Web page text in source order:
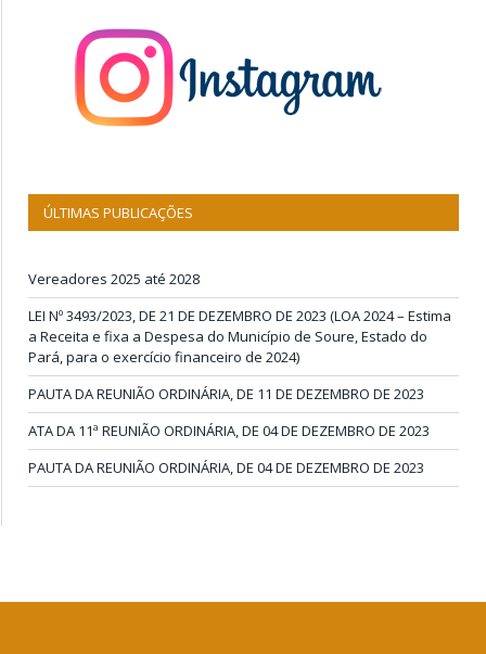
ÚLTIMAS PUBLICAÇÕES
Vereadores 2025 até 2028
LEI Nº 3493/2023, DE 21 DE DEZEMBRO DE 2023 (LOA 2024 – Estima
a Receita e fixa a Despesa do Município de Soure, Estado do
Pará, para o exercício financeiro de 2024)
PAUTA DA REUNIÃO ORDINÁRIA, DE 11 DE DEZEMBRO DE 2023
ATA DA 11ª REUNIÃO ORDINÁRIA, DE 04 DE DEZEMBRO DE 2023
PAUTA DA REUNIÃO ORDINÁRIA, DE 04 DE DEZEMBRO DE 2023